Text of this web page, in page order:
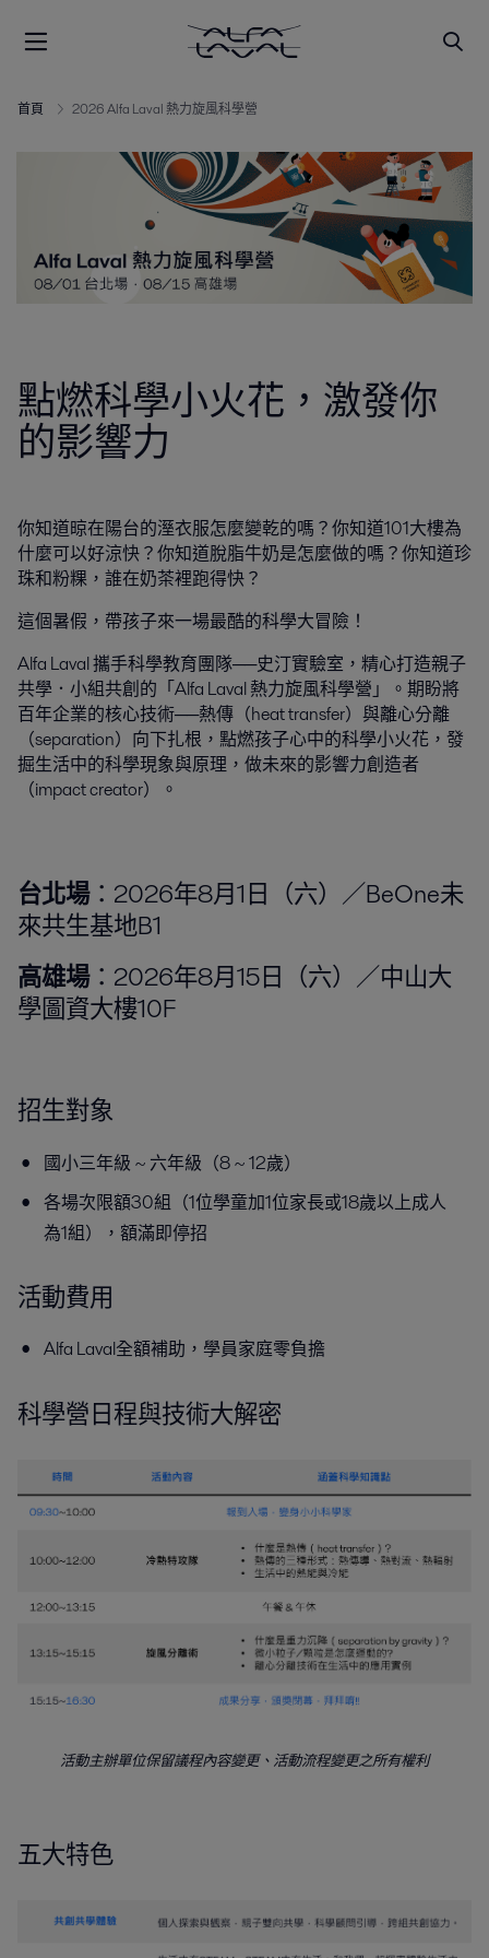
首頁 2026 Alfa Laval 熱力旋風科學營
點燃科學小火花，激發你
的影響力
你知道晾在陽台的溼衣服怎麼變乾的嗎？你知道101大樓為
什麼可以好涼快？你知道脫脂牛奶是怎麼做的嗎？你知道珍
珠和粉粿，誰在奶茶裡跑得快？
這個暑假，帶孩子來一場最酷的科學大冒險！
Alfa Laval 攜手科學教育團隊──史汀實驗室，精心打造親子
共學．小組共創的「Alfa Laval 熱力旋風科學營」。期盼將
百年企業的核心技術──熱傳（heat transfer）與離心分離
（separation）向下扎根，點燃孩子心中的科學小火花，發
掘生活中的科學現象與原理，做未來的影響力創造者
（impact creator）。
台北場：2026年8月1日（六）／BeOne未
來共生基地B1
高雄場：2026年8月15日（六）／中山大
學圖資大樓10F
招生對象
國小三年級 ~ 六年級（8 ~ 12歲）
各場次限額30組（1位學童加1位家長或18歲以上成人
為1組），額滿即停招
活動費用
Alfa Laval全額補助，學員家庭零負擔
科學營日程與技術大解密
活動主辦單位保留議程內容變更、活動流程變更之所有權利
五大特色